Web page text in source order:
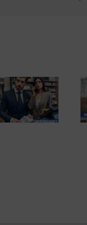
Supremo
contradice a
Hacienda y elimina
la obligación de
presentar la